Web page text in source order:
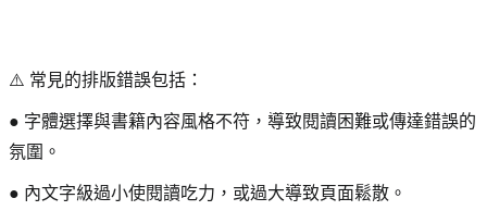
⚠️ 常見的排版錯誤包括：
● 字體選擇與書籍內容風格不符，導致閱讀困難或傳達錯誤的
氛圍。
● 內文字級過小使閱讀吃力，或過大導致頁面鬆散。